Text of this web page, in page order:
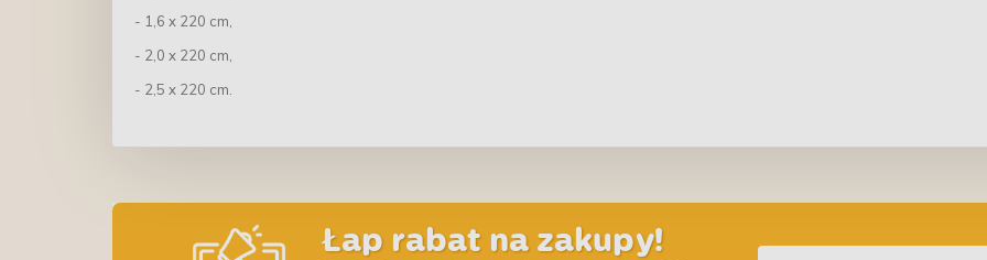
- 1,6 x 220 cm,
- 2,0 x 220 cm,
- 2,5 x 220 cm.
Łap rabat na zakupy!